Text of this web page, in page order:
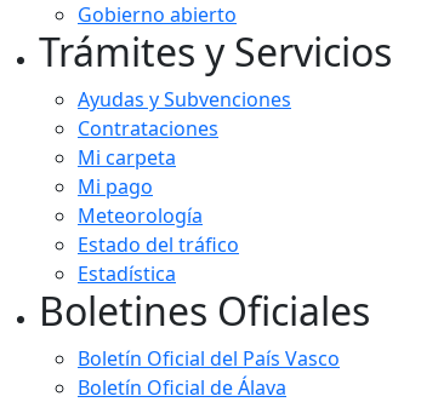
Gobierno abierto
Trámites y Servicios
Ayudas y Subvenciones
Contrataciones
Mi carpeta
Mi pago
Meteorología
Estado del tráfico
Estadística
Boletines Oficiales
Boletín Oficial del País Vasco
Boletín Oficial de Álava